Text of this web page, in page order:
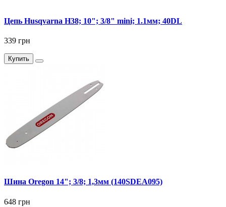
Цепь Husqvarna Н38; 10"; 3/8" mini; 1.1мм; 40DL
339 грн
Купить
Шина Oregon 14"; 3/8; 1,3мм (140SDEA095)
648 грн